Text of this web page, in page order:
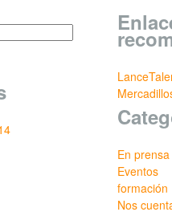
En prensa
Eventos
formación
Nos